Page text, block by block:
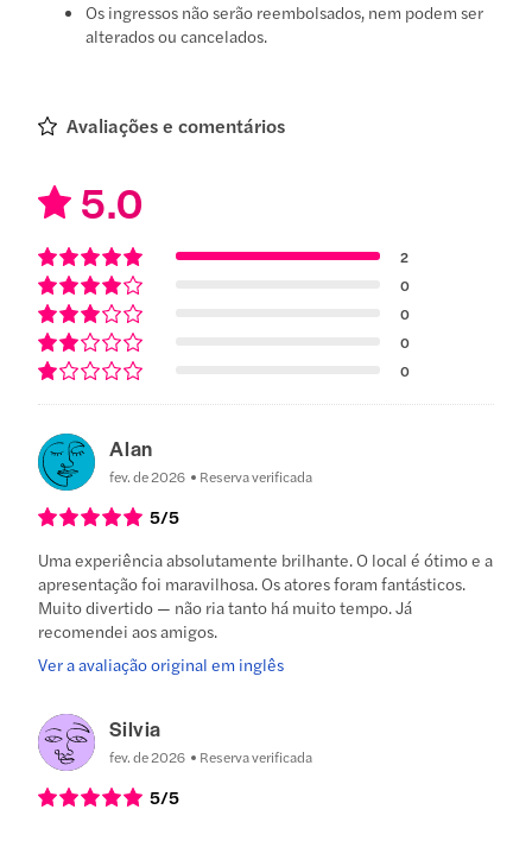
Os ingressos não serão reembolsados, nem podem ser
alterados ou cancelados.
Avaliações e comentários
5.0
2
0
0
0
0
Alan
fev. de 2026 Reserva verificada
5/5
Uma experiência absolutamente brilhante. O local é ótimo e a
apresentação foi maravilhosa. Os atores foram fantásticos.
Muito divertido — não ria tanto há muito tempo. Já
recomendei aos amigos.
Ver a avaliação original em inglês
Silvia
fev. de 2026 Reserva verificada
5/5